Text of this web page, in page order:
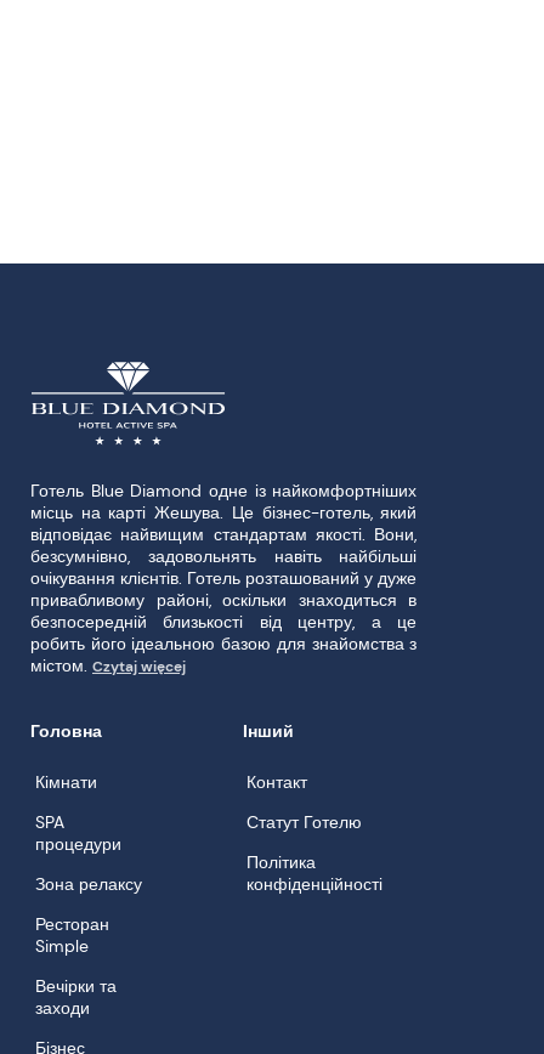
Готель Blue Diamond одне із найкомфортніших
місць на карті Жешува. Це бізнес-готель, який
відповідає найвищим стандартам якості. Вони,
безсумнівно, задовольнять навіть найбільші
очікування клієнтів. Готель розташований у дуже
привабливому районі, оскільки знаходиться в
безпосередній близькості від центру, а це
робить його ідеальною базою для знайомства з
містом. Czytaj więcej
Головна
Кімнати
SPA
процедури
Зона релаксу
Ресторан
Simple
Вечірки та
заходи
Бізнес
Інший
Контакт
Статут Готелю
Політика
конфіденційності